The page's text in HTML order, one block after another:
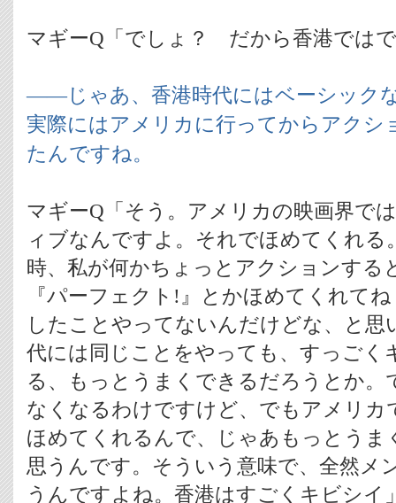
マギーQ「でしょ？ だから香港では
――じゃあ、香港時代にはベーシック
実際にはアメリカに行ってからアクシ
たんですね。
マギーQ「そう。アメリカの映画界で
ィブなんですよ。それでほめてくれ
時、私が何かちょっとアクションする
『パーフェクト!』とかほめてくれて
したことやってないんだけどな、と思
代には同じことをやっても、すっごく
る、もっとうまくできるだろうとか。
なくなるわけですけど、でもアメリカ
ほめてくれるんで、じゃあもっとうま
思うんです。そういう意味で、全然メ
うんですよね。香港はすごくキビシイ